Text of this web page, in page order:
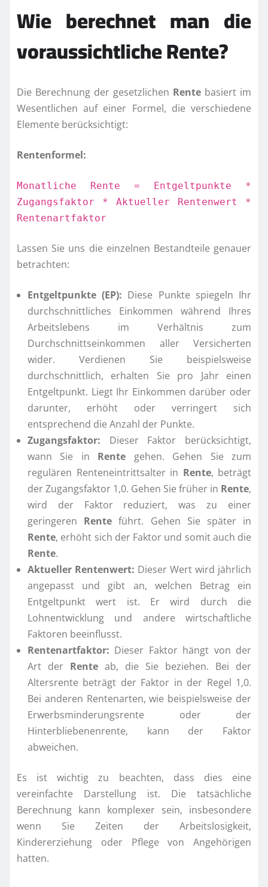
Wie berechnet man die
voraussichtlicheRente?
Die Berechnung der gesetzlichen Rente basiert im
Wesentlichen auf einer Formel, die verschiedene
Elemente berücksichtigt:
Rentenformel:
Monatliche Rente = Entgeltpunkte *
Zugangsfaktor * Aktueller Rentenwert *
Rentenartfaktor
Lassen Sie uns die einzelnen Bestandteile genauer
betrachten:
Entgeltpunkte (EP): Diese Punkte spiegeln Ihr
durchschnittliches Einkommen während Ihres
Arbeitslebens im Verhältnis zum
Durchschnittseinkommen aller Versicherten
wider. Verdienen Sie beispielsweise
durchschnittlich, erhalten Sie pro Jahr einen
Entgeltpunkt. Liegt Ihr Einkommen darüber oder
darunter, erhöht oder verringert sich
entsprechend die Anzahl der Punkte.
Zugangsfaktor: Dieser Faktor berücksichtigt,
wann Sie in Rente gehen. Gehen Sie zum
regulären Renteneintrittsalter in Rente, beträgt
der Zugangsfaktor 1,0. Gehen Sie früher in Rente,
wird der Faktor reduziert, was zu einer
geringeren Rente führt. Gehen Sie später in
Rente, erhöht sich der Faktor und somit auch die
Rente.
Aktueller Rentenwert: Dieser Wert wird jährlich
angepasst und gibt an, welchen Betrag ein
Entgeltpunkt wert ist. Er wird durch die
Lohnentwicklung und andere wirtschaftliche
Faktoren beeinflusst.
Rentenartfaktor: Dieser Faktor hängt von der
Art der Rente ab, die Sie beziehen. Bei der
Altersrente beträgt der Faktor in der Regel 1,0.
Bei anderen Rentenarten, wie beispielsweise der
Erwerbsminderungsrente oder der
Hinterbliebenenrente, kann der Faktor
abweichen.
Es ist wichtig zu beachten, dass dies eine
vereinfachte Darstellung ist. Die tatsächliche
Berechnung kann komplexer sein, insbesondere
wenn Sie Zeiten der Arbeitslosigkeit,
Kindererziehung oder Pflege von Angehörigen
hatten.